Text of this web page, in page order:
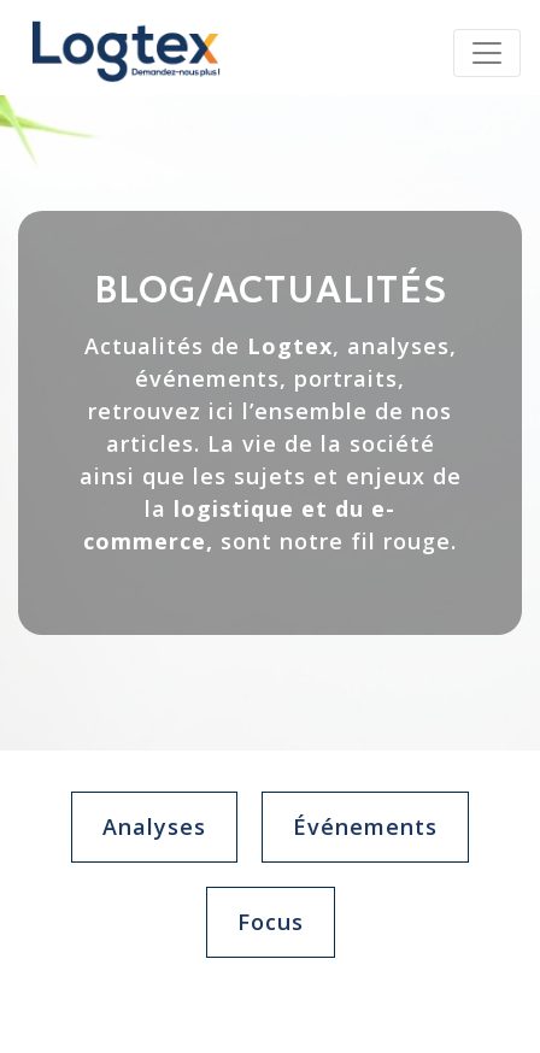
BLOG/ACTUALITÉS
Actualités de Logtex, analyses,
événements, portraits,
retrouvez ici l’ensemble de nos
articles. La vie de la société
ainsi que les sujets et enjeux de
la logistique et du e-
commerce, sont notre fil rouge.
Analyses Événements
Focus
Panneau de gestion des cookies